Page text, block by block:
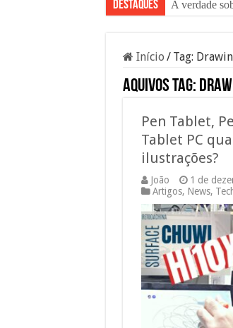
DESTAQUES A verdade
Início / Tag:
Aquivos tag:
Pen Tablet,
Tablet PC
ilustrações?
João
1 de
Artigos, News,